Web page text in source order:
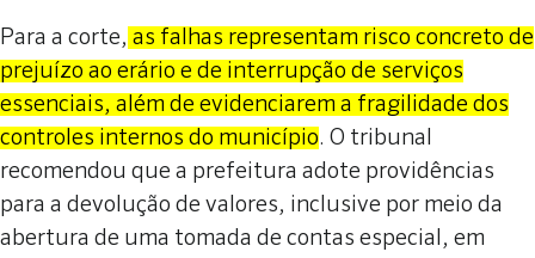
Para a corte, as falhas representam risco concreto de
prejuízo ao erário e de interrupção de serviços
essenciais, além de evidenciarem a fragilidade dos
controles internos do município. O tribunal
recomendou que a prefeitura adote providências
para a devolução de valores, inclusive por meio da
abertura de uma tomada de contas especial, em